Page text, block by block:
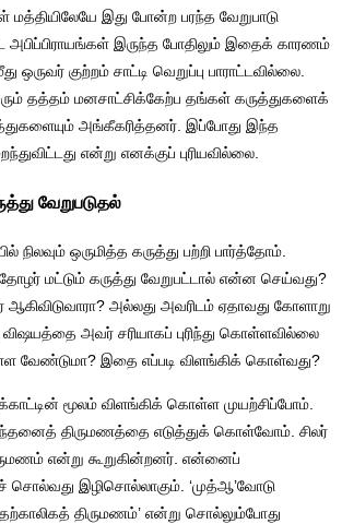
இது போன்ற பரந்த வேறுபாடு
இருந்த போதிலும் இதைக் காரணம்
ஒருவர் குற்றம் சாட்டி வெறுப்பு பாராட்டவில்லை.
தத்தம் மனசாட்சிக்கேற்ப தங்கள் கருத்துகளைக்
அங்கீகரித்தனர். இப்போது இந்த
என்று எனக்குப் புரியவில்லை.
வேறுபடுதல்
நிலவும் ஒருமித்த கருத்து பற்றி பார்த்தோம்.
மட்டும் கருத்து வேறுபட்டால் என்ன செய்வது?
அல்லது அவரிடம் ஏதாவது கோளாறு
விஷயத்தை அவர் சரியாகப் புரிந்து கொள்ளவில்லை
வேண்டுமா? இதை எப்படி விளங்கிக் கொள்வது?
மூலம் விளங்கிக் கொள்ள முயற்சிப்போம்.
திருமணத்தை எடுத்துக் கொள்வோம். சிலர்
என்று கூறுகின்றனர். என்னைப்
சொல்வது இழிசொல்லாகும். ‘முத்ஆ’வோடு
திருமணம்’ என்று சொல்லும்போது